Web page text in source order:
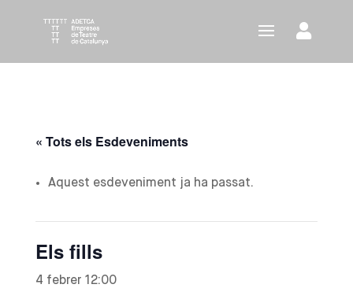
« Tots els Esdeveniments
Aquest esdeveniment ja ha passat.
Els fills
4 febrer 12:00